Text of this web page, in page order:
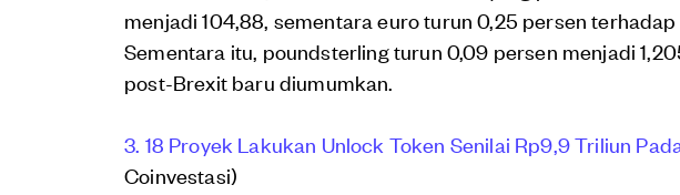
menjadi 104,88, sementara euro turun 0,25 persen
Sementara itu, poundsterling turun 0,09 persen menjadi
post-Brexit baru diumumkan.
3. 18 Proyek Lakukan Unlock Token Senilai Rp9,9 Triliun
Coinvestasi)